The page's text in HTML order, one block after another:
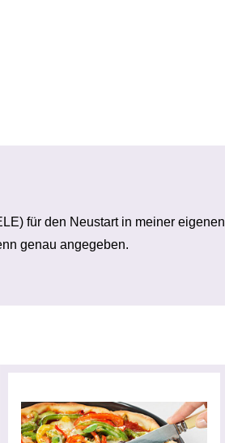
für den Neustart in meiner
genau angegeben.